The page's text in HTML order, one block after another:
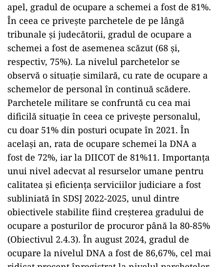
apel, gradul de ocupare a schemei a fost de 81%.
În ceea ce privește parchetele de pe lângă
tribunale și judecătorii, gradul de ocupare a
schemei a fost de asemenea scăzut (68 și,
respectiv, 75%). La nivelul parchetelor se
observă o situație similară, cu rate de ocupare a
schemelor de personal în continuă scădere.
Parchetele militare se confruntă cu cea mai
dificilă situație în ceea ce privește personalul,
cu doar 51% din posturi ocupate în 2021. În
același an, rata de ocupare schemei la DNA a
fost de 72%, iar la DIICOT de 81%11. Importanța
unui nivel adecvat al resurselor umane pentru
calitatea și eficiența serviciilor judiciare a fost
subliniată în SDSJ 2022-2025, unul dintre
obiectivele stabilite fiind creșterea gradului de
ocupare a posturilor de procuror până la 80-85%
(Obiectivul 2.4.3). În august 2024, gradul de
ocupare la nivelul DNA a fost de 86,67%, cel mai